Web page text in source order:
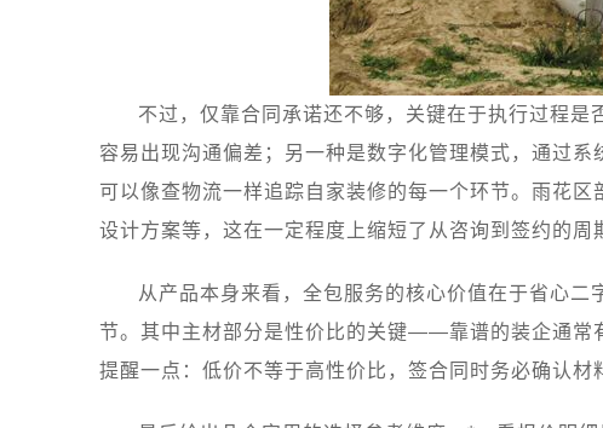
不过，仅靠合同承诺还不够，关键在于执行过程是
容易出现沟通偏差；另一种是数字化管理模式，通过
可以像查物流一样追踪自家装修的每一个环节。雨花
设计方案等，这在一定程度上缩短了从咨询到签约的周
从产品本身来看，全包服务的核心价值在于省心
节。其中主材部分是性价比的关键——靠谱的装企通常
提醒一点：低价不等于高性价比，签合同时务必确认